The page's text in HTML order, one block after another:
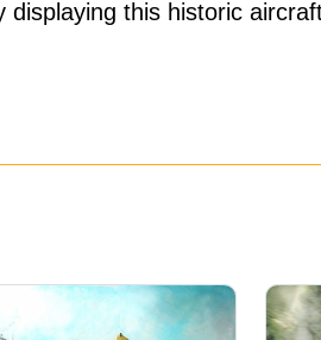
this historic